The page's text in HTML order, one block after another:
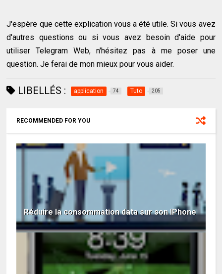
J'espère que cette explication vous a été utile. Si vous avez
d'autres questions ou si vous avez besoin d'aide pour
utiliser Telegram Web, n'hésitez pas à me poser une
question. Je ferai de mon mieux pour vous aider.
LIBELLÉS : application 74 Tuto 205
RECOMMENDED FOR YOU
Réduire la consommation data sur son IPhone